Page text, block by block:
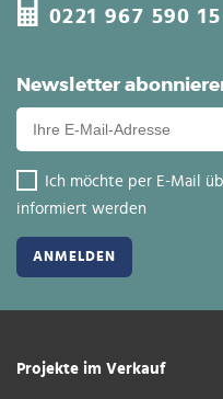
Newsletter
Ich möchte per E-Mail
informiert werden
0221 967 590 15
Projekte im Verkauf